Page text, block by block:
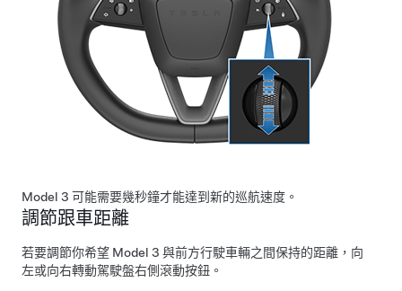
Model 3 可能需要幾秒鐘才能達到新的巡航速度。
調節跟車距離
若要調節你希望 Model 3 與前方行駛車輛之間保持的距離 ，向
左或向右轉動駕駛盤右側滾動按鈕。